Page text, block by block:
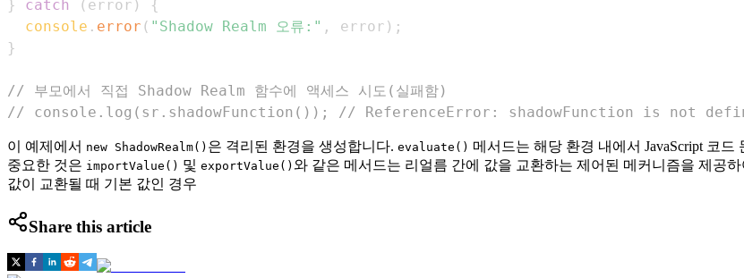
} catch ( error )
{
console . error ( "Shadow Realm 오류:" , error ) ;
}
// 부모에서 직접 Shadow Realm 함수에 액세스 시도(실패함)
// console.log(sr.shadowFunction()); // ReferenceError: shadowFunction is not
이 예제에서 new ShadowRealm() 은 격리된 환경을 생성합니다. evaluate() 메서드는 해당 환경 내에서 JavaScript 코
중요한 것은 importValue() 및 exportValue() 와 같은 메서드는 리얼름 간에 값을 교환하는 제어된 메커니즘을 제공
값이 교환될 때 기본 값인 경우
Share this article